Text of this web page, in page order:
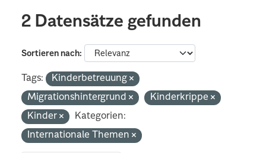
2 Datensätze gefunden
Sortieren nach
Tags:
Kinderbetreuung
Migrationshintergrund
Kinderkrippe
Kinder
Kategorien:
Internationale Themen